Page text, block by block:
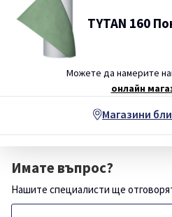
TYTAN 160
Можете да намерите
онлайн
Магазини
Имате въпрос?
Нашите специалисти ще